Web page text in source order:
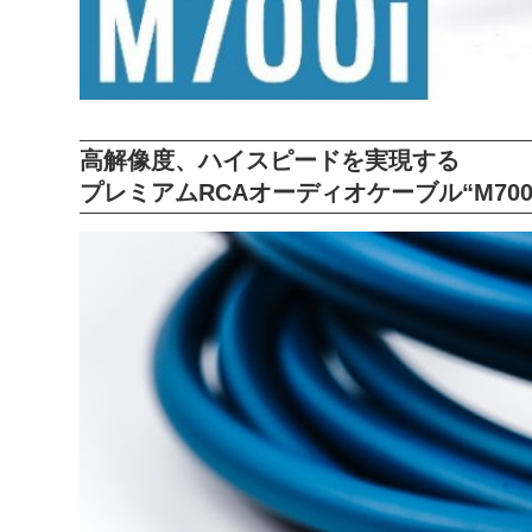
高解像度、ハイスピードを実現する
プレミアムRCAオーディオケーブル